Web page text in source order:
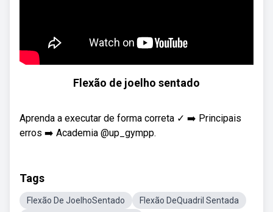
Flexão de joelho sentado
Aprenda a executar de forma correta ✓ ➡️ Principais
erros ➡️ Academia @up_gympp.
Tags
Flexão De JoelhoSentado
Flexão DeQuadril Sentada